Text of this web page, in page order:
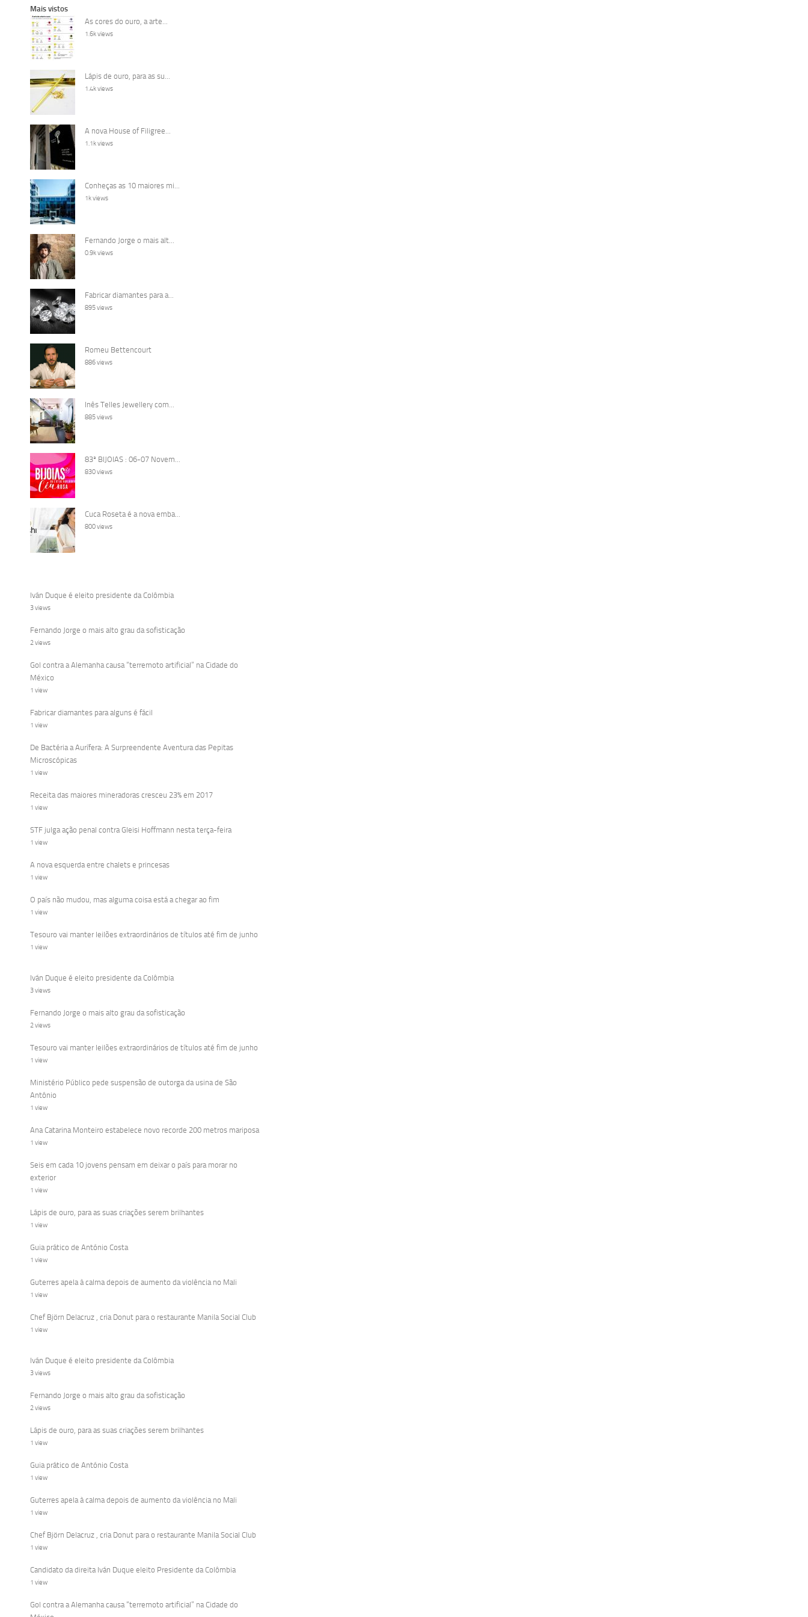
Mais vistos
As cores do ouro, a arte...
1.6k views
Lápis de ouro, para as su...
1.4k views
A nova House of Filigree...
1.1k views
Conheças as 10 maiores mi...
1k views
Fernando Jorge o mais alt...
0.9k views
Fabricar diamantes para a...
895 views
Romeu Bettencourt
886 views
Inês Telles Jewellery com...
885 views
83ª BIJOIAS : 06-07 Novem...
830 views
Cuca Roseta é a nova emba...
800 views
Iván Duque é eleito presidente da Colômbia
3 views
Fernando Jorge o mais alto grau da sofisticação
2 views
Gol contra a Alemanha causa “terremoto artificial” na Cidade do
México
1 view
Fabricar diamantes para alguns é fácil
1 view
De Bactéria a Aurífera: A Surpreendente Aventura das Pepitas
Microscópicas
1 view
Receita das maiores mineradoras cresceu 23% em 2017
1 view
STF julga ação penal contra Gleisi Hoffmann nesta terça-feira
1 view
A nova esquerda entre chalets e princesas
1 view
O país não mudou, mas alguma coisa está a chegar ao fim
1 view
Tesouro vai manter leilões extraordinários de títulos até fim de junho
1 view
Iván Duque é eleito presidente da Colômbia
3 views
Fernando Jorge o mais alto grau da sofisticação
2 views
Tesouro vai manter leilões extraordinários de títulos até fim de junho
1 view
Ministério Público pede suspensão de outorga da usina de São
Antônio
1 view
Ana Catarina Monteiro estabelece novo recorde 200 metros mariposa
1 view
Seis em cada 10 jovens pensam em deixar o país para morar no
exterior
1 view
Lápis de ouro, para as suas criações serem brilhantes
1 view
Guia prático de António Costa
1 view
Guterres apela à calma depois de aumento da violência no Mali
1 view
Chef Björn Delacruz , cria Donut para o restaurante Manila Social Club
1 view
Iván Duque é eleito presidente da Colômbia
3 views
Fernando Jorge o mais alto grau da sofisticação
2 views
Lápis de ouro, para as suas criações serem brilhantes
1 view
Guia prático de António Costa
1 view
Guterres apela à calma depois de aumento da violência no Mali
1 view
Chef Björn Delacruz , cria Donut para o restaurante Manila Social Club
1 view
Candidato da direita Iván Duque eleito Presidente da Colômbia
1 view
Gol contra a Alemanha causa “terremoto artificial” na Cidade do